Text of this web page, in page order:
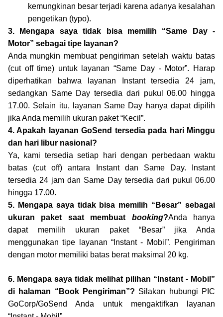
kemungkinan besar terjadi karena adanya kesalahan
pengetikan (typo).
3. Mengapa saya tidak bisa memilih “Same Day -
Motor” sebagai tipe layanan?
Anda mungkin membuat pengiriman setelah waktu batas
(cut off time) untuk layanan “Same Day - Motor”. Harap
diperhatikan bahwa layanan Instant tersedia 24 jam,
sedangkan Same Day tersedia dari pukul 06.00 hingga
17.00. Selain itu, layanan Same Day hanya dapat dipilih
jika Anda memilih ukuran paket “Kecil”.
4. Apakah layanan GoSend tersedia pada hari Minggu
dan hari libur nasional?
Ya, kami tersedia setiap hari dengan perbedaan waktu
batas (cut off) antara Instant dan Same Day. Instant
tersedia 24 jam dan Same Day tersedia dari pukul 06.00
hingga 17.00.
5. Mengapa saya tidak bisa memilih “Besar” sebagai
ukuran paket saat membuat booking?Anda hanya
dapat memilih ukuran paket “Besar” jika Anda
menggunakan tipe layanan “Instant - Mobil”. Pengiriman
dengan motor memiliki batas berat maksimal 20 kg.
6. Mengapa saya tidak melihat pilihan “Instant - Mobil”
di halaman “Book Pengiriman”? Silakan hubungi PIC
GoCorp/GoSend Anda untuk mengaktifkan layanan